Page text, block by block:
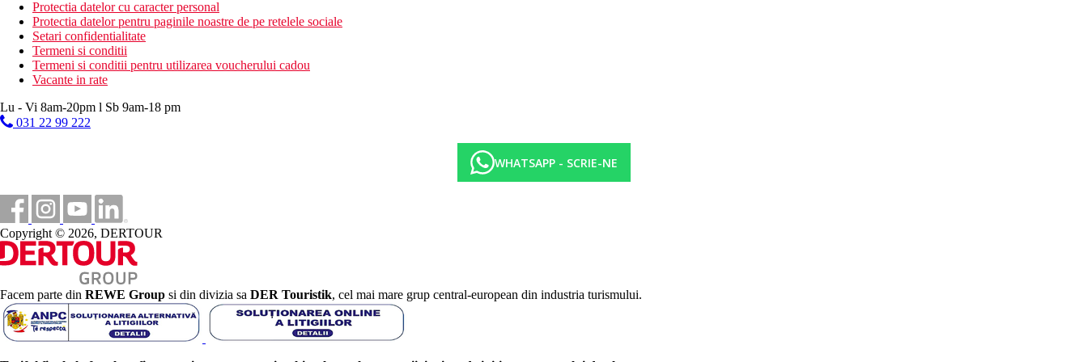
bar pe plaja ca parte a Ultra All Inclusive
Oferta sportiva
Gratuit: Centru de fitness (16+), zumba, gimnastica, tenis de masa, gimnastica acvatica, aerobic, volei pe plaja, jocuri de apa.
Contra cost:sporturi nautice motorizate si nemotorizate pe plaja, scoala de scufundari.
Copii
Gratuit : Mini club, mini discoteca, scaune pentru copii in restaurant, loc de joaca pentru copii, piscina pentru copii, program de animatie pentru copii
Contra cost
: inchiriere carucior, manual pentru copii si munca creativa
https://thediamondhotels.com/diamond-de-luxe-hotel.html
Wellness
Intrare de la 16 ani
Gratuit: baie turceasca (hammam), sauna, sauna cu aburi, camera de relaxare
Contra cost: jacuzzi, masaje, terapie corporala, sala de masaj VIP, manichiura si pedichiura, ingrijire a pielii si a corpului
Internet
Gratuit:Wi-Fi in camere si in zonele comune ale hotelului
Categoria oficiala
Protectia datelor cu caracter personal
Protectia datelor pentru paginile noastre de pe retelele sociale
Setari confidentialitate
Termeni si conditii
Termeni si conditii pentru utilizarea voucherului cadou
Vacante in rate
Lu - Vi 8am-20pm l Sb 9am-18 pm
031 22 99 222
WHATSAPP - SCRIE-NE
Copyright © 2026, DERTOUR
Facem parte din REWE Group si din divizia sa DER Touristik, cel mai mare grup central-european din industria turismului.